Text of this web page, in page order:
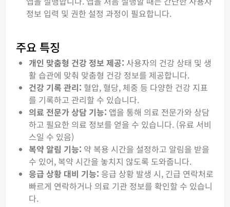
정보 입력 및 권한 설정 과정이 필요합니다.
주요 특징
개인 맞춤형 건강 정보 제공: 사용자의 건강 상태 및 생
활 습관에 맞춰 맞춤형 건강 정보를 제공합니다.
건강 기록 관리: 혈압, 혈당, 체중 등 다양한 건강 지표
를 기록하고 관리할 수 있습니다.
의료 전문가 상담 기능: 앱을 통해 의료 전문가와 상담
하고 필요한 의료 정보를 얻을 수 있습니다. (유료 서비
스일 수 있음)
복약 알림 기능: 약 복용 시간을 설정하고 알림을 받을
수 있어, 복약 시간을 놓치지 않도록 도와줍니다.
응급 상황 대비 기능: 응급 상황 발생 시, 긴급 연락처로
빠르게 연락하거나 의료 기관 정보를 확인할 수 있습니
다.